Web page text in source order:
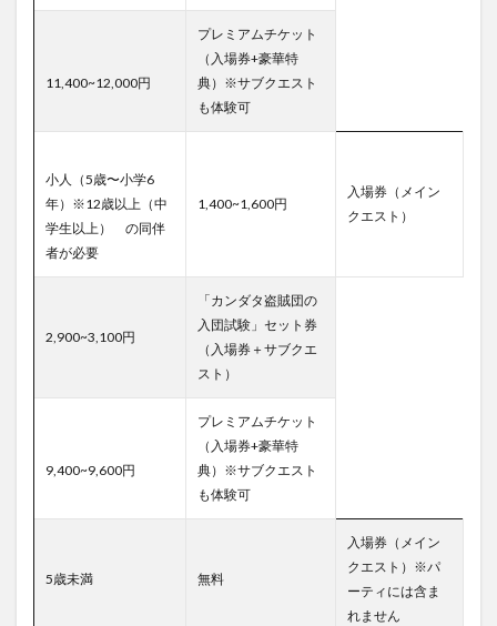
11,400~12,000円
プレミアムチケット
（入場券+豪華特
典）※サブクエスト
も体験可
小人（5歳〜小学6
年）※12歳以上（中
学生以上） の同伴
者が必要
1,400~1,600円
入場券（メイン
クエスト）
2,900~3,100円
「カンダタ盗賊団の
入団試験」セット券
（入場券＋サブクエ
スト）
9,400~9,600円
プレミアムチケット
（入場券+豪華特
典）※サブクエスト
も体験可
5歳未満 無料
入場券（メイン
クエスト）※パ
ーティには含ま
れません